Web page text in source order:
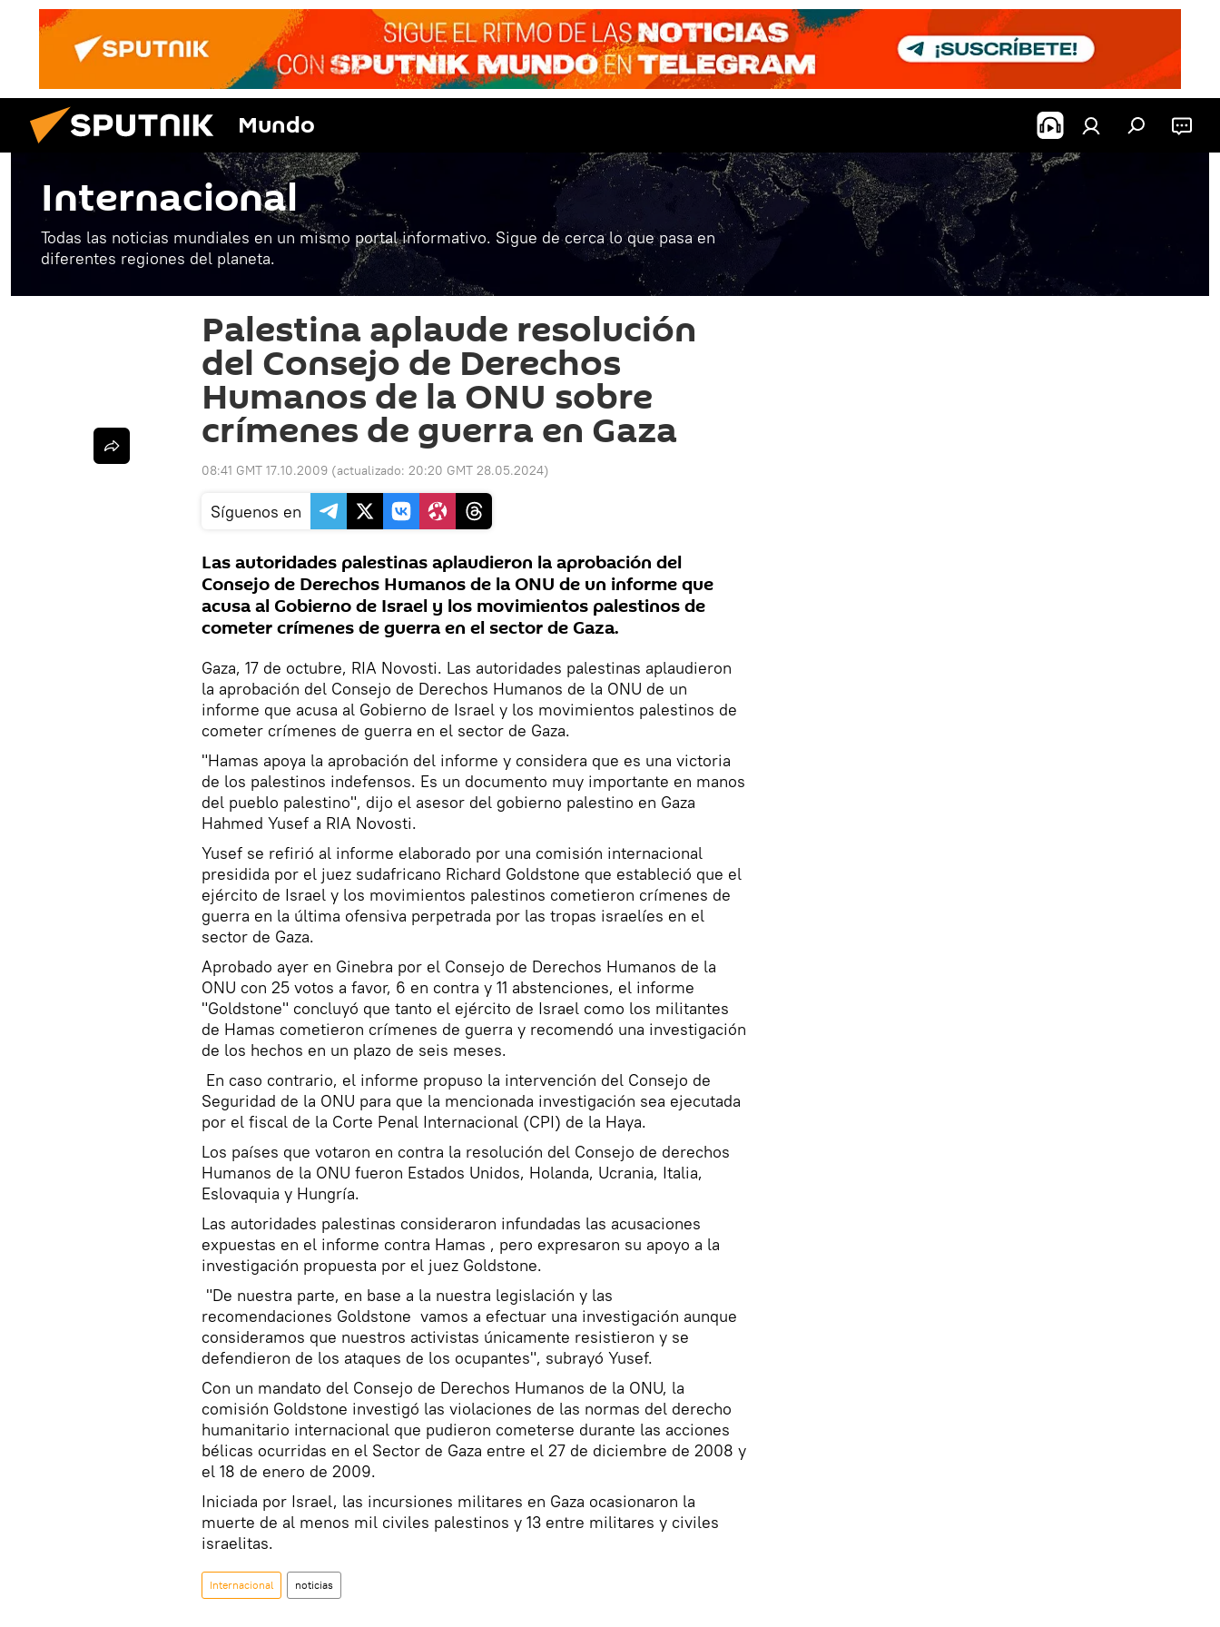
Mundo
Internacional
Todas las noticias mundiales en un mismo portal informativo. Sigue de cerca lo que pasa en
diferentes regiones del planeta.
Palestina aplaude resolución
del Consejo de Derechos
Humanos de la ONU sobre
crímenes de guerra en Gaza
08:41 GMT 17.10.2009 (actualizado: 20:20 GMT 28.05.2024)
Síguenos en
Las autoridades palestinas aplaudieron la aprobación del
Consejo de Derechos Humanos de la ONU de un informe que
acusa al Gobierno de Israel y los movimientos palestinos de
cometer crímenes de guerra en el sector de Gaza.
Gaza, 17 de octubre, RIA Novosti. Las autoridades palestinas aplaudieron
la aprobación del Consejo de Derechos Humanos de la ONU de un
informe que acusa al Gobierno de Israel y los movimientos palestinos de
cometer crímenes de guerra en el sector de Gaza.
"Hamas apoya la aprobación del informe y considera que es una victoria
de los palestinos indefensos. Es un documento muy importante en manos
del pueblo palestino", dijo el asesor del gobierno palestino en Gaza
Hahmed Yusef a RIA Novosti.
Yusef se refirió al informe elaborado por una comisión internacional
presidida por el juez sudafricano Richard Goldstone que estableció que el
ejército de Israel y los movimientos palestinos cometieron crímenes de
guerra en la última ofensiva perpetrada por las tropas israelíes en el
sector de Gaza.
Aprobado ayer en Ginebra por el Consejo de Derechos Humanos de la
ONU con 25 votos a favor, 6 en contra y 11 abstenciones, el informe
"Goldstone" concluyó que tanto el ejército de Israel como los militantes
de Hamas cometieron crímenes de guerra y recomendó una investigación
de los hechos en un plazo de seis meses.
En caso contrario, el informe propuso la intervención del Consejo de
Seguridad de la ONU para que la mencionada investigación sea ejecutada
por el fiscal de la Corte Penal Internacional (CPI) de la Haya.
Los países que votaron en contra la resolución del Consejo de derechos
Humanos de la ONU fueron Estados Unidos, Holanda, Ucrania, Italia,
Eslovaquia y Hungría.
Las autoridades palestinas consideraron infundadas las acusaciones
expuestas en el informe contra Hamas , pero expresaron su apoyo a la
investigación propuesta por el juez Goldstone.
"De nuestra parte, en base a la nuestra legislación y las
recomendaciones Goldstone vamos a efectuar una investigación aunque
consideramos que nuestros activistas únicamente resistieron y se
defendieron de los ataques de los ocupantes", subrayó Yusef.
Con un mandato del Consejo de Derechos Humanos de la ONU, la
comisión Goldstone investigó las violaciones de las normas del derecho
humanitario internacional que pudieron cometerse durante las acciones
bélicas ocurridas en el Sector de Gaza entre el 27 de diciembre de 2008 y
el 18 de enero de 2009.
Iniciada por Israel, las incursiones militares en Gaza ocasionaron la
muerte de al menos mil civiles palestinos y 13 entre militares y civiles
israelitas.
Internacional noticias